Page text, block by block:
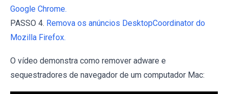
Google Chrome.
PASSO 4. Remova os anúncios DesktopCoordinator do
Mozilla Firefox.
O vídeo demonstra como remover adware e
sequestradores de navegador de um computador Mac: